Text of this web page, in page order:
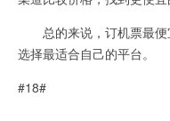
总的来说，订机票最便
选择最适合自己的平台。
#18#